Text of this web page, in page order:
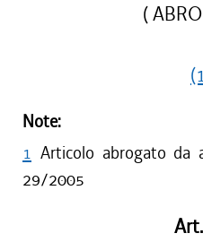
(
Note:
1 Articolo abrogato da
29/2005